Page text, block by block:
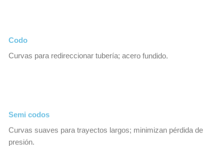
Codo
Curvas para redireccionar tubería; acero fundido.
Semi codos
Curvas suaves para trayectos largos; minimizan pérdida de
presión.